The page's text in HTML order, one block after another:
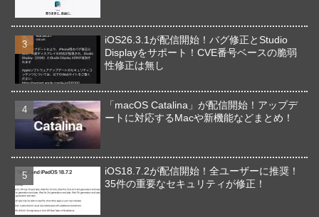
iOS26.3.1が配信開始！バグ修正とStudio
Displayをサポート！CVE番号ベースの脆弱
性修正は無し
「macOS Catalina」が配信開始！アップデ
ートに対応するMacや新機能などまとめ！
iOS18.7.2が配信開始！全ユーザーに推奨！
35件の重要なセキュリティが修正！